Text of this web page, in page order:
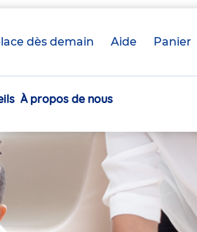
dès demain Aide Panier
À propos de nous